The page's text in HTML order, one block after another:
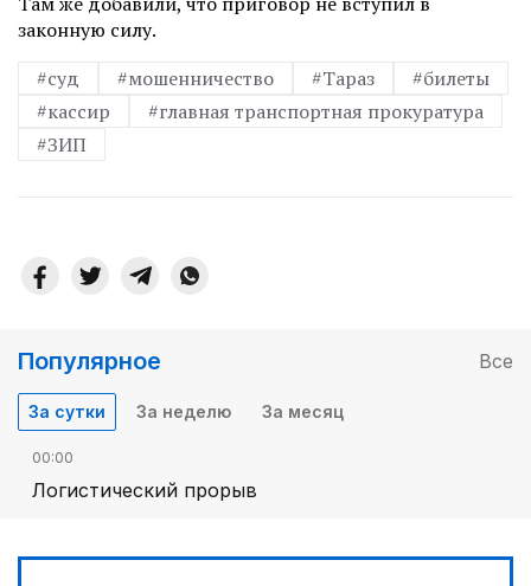
законную силу.
#суд
#мошенничество #Тараз
#билеты
#кассир
#главная транспортная прокуратура
#ЗИП
Популярное Все
За сутки За неделю За месяц
00:00
Логистический прорыв